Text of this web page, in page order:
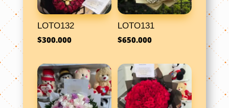
LOTO132
$300.000
LOTO131
$650.000